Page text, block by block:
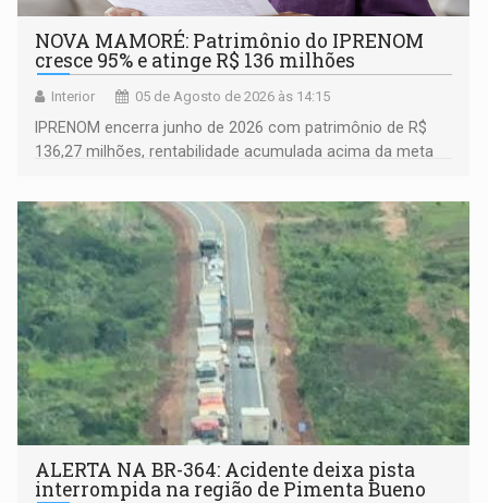
NOVA MAMORÉ: Patrimônio do IPRENOM
cresce 95% e atinge R$ 136 milhões
Interior 05 de Agosto de 2026 às 14:15
IPRENOM encerra junho de 2026 com patrimônio de R$
136,27 milhões, rentabilidade acumulada acima da meta
ALERTA NA BR-364: Acidente deixa pista
interrompida na região de Pimenta Bueno